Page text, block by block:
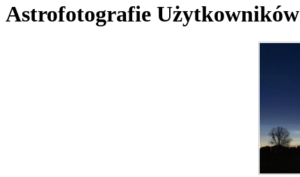
Astrofotografie Użytkowników